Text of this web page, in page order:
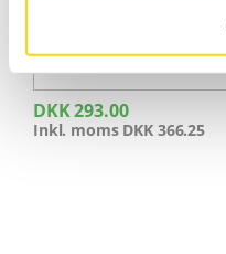
DKK293.00
Inkl. moms DKK 366.25